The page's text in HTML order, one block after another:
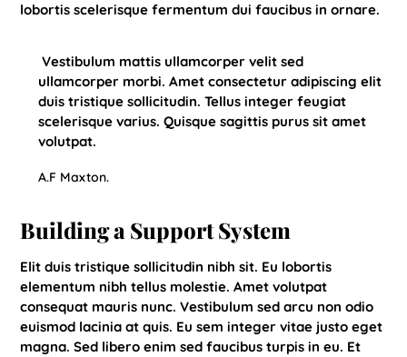
lobortis scelerisque fermentum dui faucibus in ornare.
Vestibulum mattis ullamcorper velit sed
ullamcorper morbi. Amet consectetur adipiscing elit
duis tristique sollicitudin. Tellus integer feugiat
scelerisque varius. Quisque sagittis purus sit amet
volutpat.
A.F Maxton.
Building a Support System
Elit duis tristique sollicitudin nibh sit. Eu lobortis
elementum nibh tellus molestie. Amet volutpat
consequat mauris nunc. Vestibulum sed arcu non odio
euismod lacinia at quis. Eu sem integer vitae justo eget
magna. Sed libero enim sed faucibus turpis in eu. Et